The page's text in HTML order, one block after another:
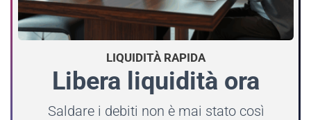
LIQUIDITÀ RAPIDA
Libera liquidità ora
Saldare i debiti non è mai stato così